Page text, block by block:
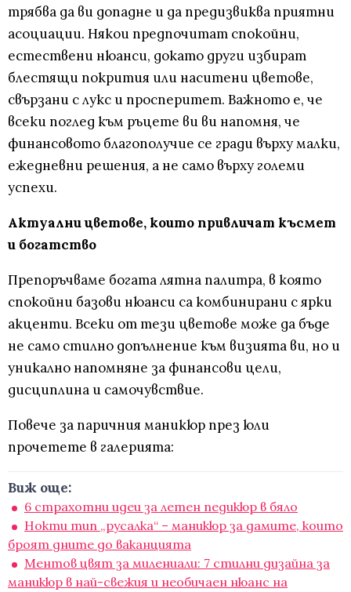
трябва да ви допадне и да предизвиква приятни
асоциации. Някои предпочитат спокойни,
естествени нюанси, докато други избират
блестящи покрития или наситени цветове,
свързани с лукс и просперитет. Важното е, че
всеки поглед към ръцете ви ви напомня, че
финансовото благополучие се гради върху малки,
ежедневни решения, а не само върху големи
успехи.
Актуални цветове, които привличат късмет
и богатство
Препоръчваме богата лятна палитра, в която
спокойни базови нюанси са комбинирани с ярки
акценти. Всеки от тези цветове може да бъде
не само стилно допълнение към визията ви, но и
уникално напомняне за финансови цели,
дисциплина и самочувствие.
Повече за паричния маникюр през юли
прочетете в галерията:
Виж още:
6 страхотни идеи за летен педикюр в бяло
Нокти тип „русалка“ – маникюр за дамите, които
броят дните до ваканцията
Ментов цвят за милениали: 7 стилни дизайна за
маникюр в най-свежия и необичаен нюанс на